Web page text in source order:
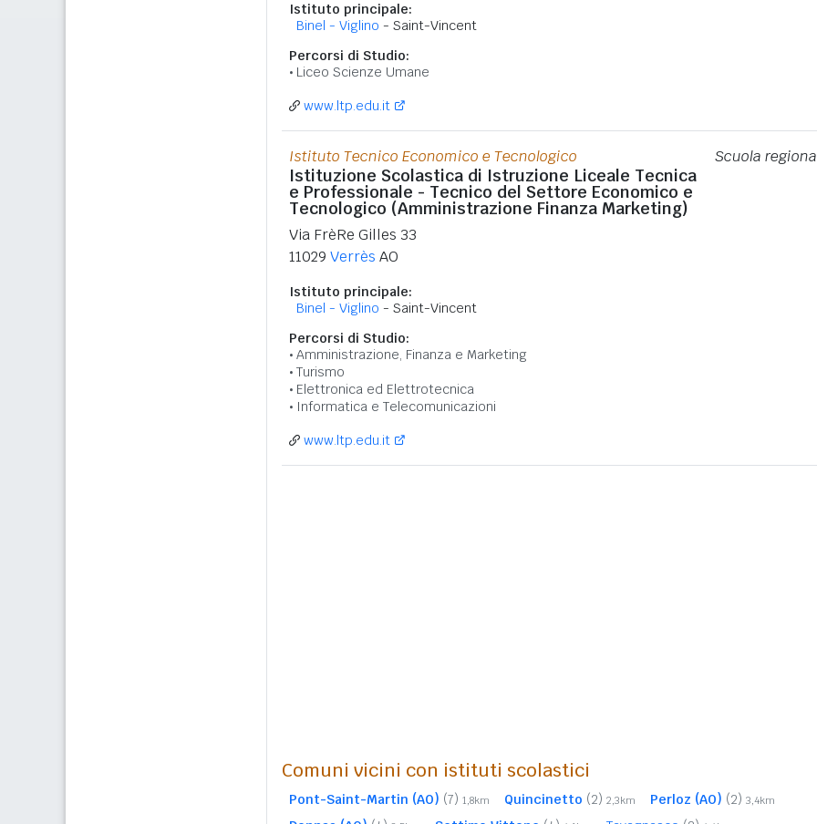
Istituto principale:
Binel - Viglino - Saint-Vincent
Percorsi di Studio:
Liceo Scienze Umane
www.ltp.edu.it
Istituto Tecnico Economico e Tecnologico
Istituzione Scolastica di Istruzione Liceale Tecnica
e Professionale - Tecnico del Settore Economico e
Tecnologico (Amministrazione Finanza Marketing)
Via FrèRe Gilles 33
11029 Verrès AO
Istituto principale:
Binel - Viglino - Saint-Vincent
Percorsi di Studio:
Amministrazione, Finanza e Marketing
Turismo
Elettronica ed Elettrotecnica
Informatica e Telecomunicazioni
Scuola
www.ltp.edu.it
Comuni vicini con istituti scolastici
Pont-Saint-Martin (AO) (7) 1,8km Quincinetto (2) 2,3km Perloz (AO) (2) 3,4km